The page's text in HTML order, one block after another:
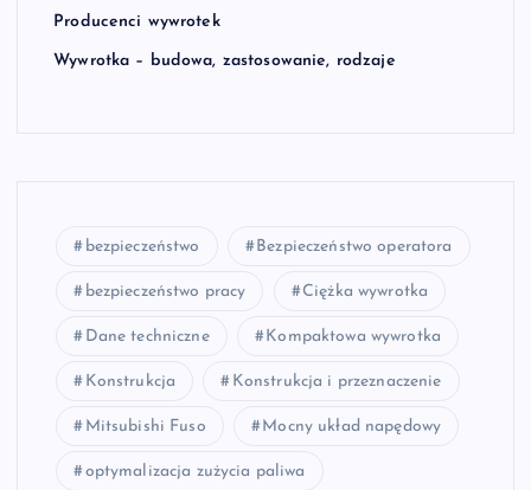
Producenci wywrotek
Wywrotka – budowa, zastosowanie, rodzaje
bezpieczeństwo Bezpieczeństwo operatora
bezpieczeństwo pracy Ciężka wywrotka
Dane techniczne Kompaktowa wywrotka
Konstrukcja Konstrukcja i przeznaczenie
Mitsubishi Fuso Mocny układ napędowy
optymalizacja zużycia paliwa